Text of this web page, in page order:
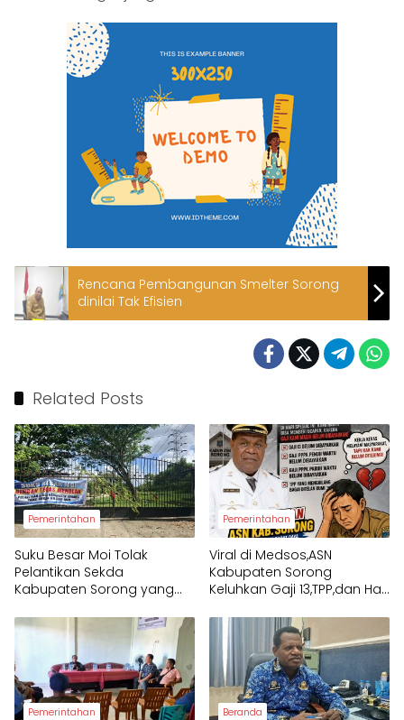
Rencana Pembangunan Smelter Sorong
dinilai Tak Efisien
Related Posts
Pemerintahan
Suku Besar Moi Tolak
Pelantikan Sekda
Kabupaten Sorong yang
Pemerintahan
Viral di Medsos,ASN
Kabupaten Sorong
Keluhkan Gaji 13,TPP,dan Hak
Pemerintahan Beranda